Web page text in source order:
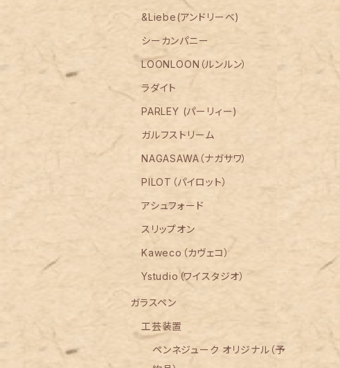
&Liebe(アンドリーベ)
シーカンパニー
LOONLOON（ルンルン）
ラダイト
PARLEY (パーリィー)
ガルフストリーム
NAGASAWA（ナガサワ）
PILOT（パイロット）
アシュフォード
スリップオン
Kaweco（カヴェコ）
Ystudio（ワイスタジオ）
ガラスペン
工芸装置
ペンネジューク オリジナル（予